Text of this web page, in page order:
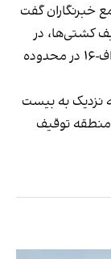
خبرنگاران گفت
کشتی‌ها، در
حال افزایش استفاده از هواپیماهای جنگنده اف-۱۶ در محدوده
نزدیک به بیست
منطقه توقیف